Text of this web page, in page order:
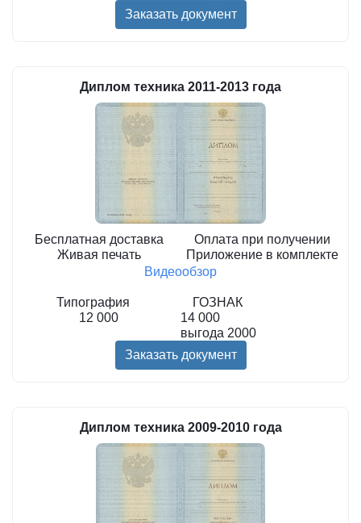
Заказать документ
Диплом техника 2011-2013 года
Бесплатная доставка
Живая печать
Оплата при получении
Приложение в комплекте
Видеообзор
Типография
ГОЗНАК
12 000
14 000
выгода 2000
Заказать документ
Диплом техника 2009-2010 года